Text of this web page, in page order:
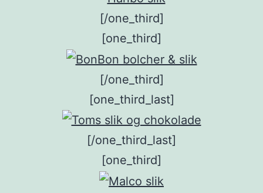
[/one_third]
[one_third]
[/one_third]
[one_third_last]
[/one_third_last]
[one_third]